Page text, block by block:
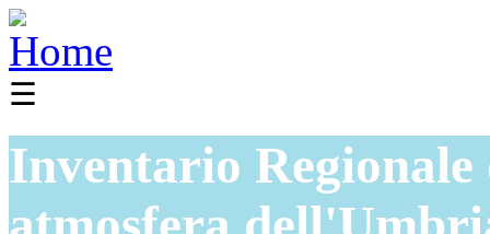
☰
Inventario